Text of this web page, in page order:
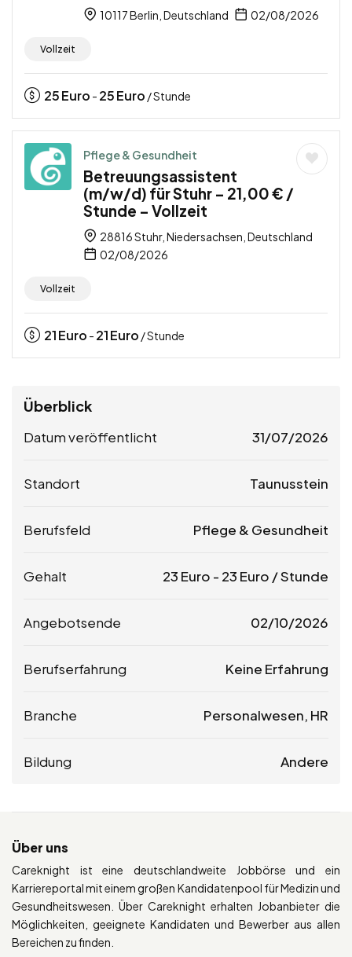
10117 Berlin, Deutschland 02/08/2026
Vollzeit
25Euro - 25Euro / Stunde
Pflege & Gesundheit
Betreuungsassistent
(m/w/d) für Stuhr – 21,00 € /
Stunde – Vollzeit
28816 Stuhr, Niedersachsen, Deutschland
02/08/2026
Vollzeit
21Euro - 21Euro / Stunde
Überblick
Datum veröffentlicht 31/07/2026
Standort Taunusstein
Berufsfeld Pflege & Gesundheit
Gehalt 23 Euro - 23 Euro / Stunde
Angebotsende 02/10/2026
Berufserfahrung Keine Erfahrung
Branche Personalwesen, HR
Bildung Andere
Über uns
Careknight ist eine deutschlandweite Jobbörse und ein
Karriereportal mit einem großen Kandidatenpool für Medizin und
Gesundheitswesen. Über Careknight erhalten Jobanbieter die
Möglichkeiten, geeignete Kandidaten und Bewerber aus allen
Bereichen zu finden.